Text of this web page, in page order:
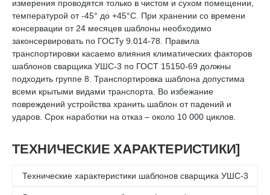
измерения проводятся только в чистом и сухом помещении,
температурой от -45° до +45°С. При хранении со времени
консервации от 24 месяцев шаблоны необходимо
законсервировать по ГОСТу 9.014-78. Правила
транспортировки касаемо влияния климатических факторов
шаблонов сварщика УШС-3 по ГОСТ 15150-69 должны
подходить группе 8. Транспортировка шаблона допустима
всеми крытыми видами транспорта. Во избежание
повреждений устройства хранить шаблон от падений и
ударов. Срок наработки на отказ – около 10 000 циклов.
ТЕХНИЧЕСКИЕ ХАРАКТЕРИСТИКИ]
Технические характеристики шаблонов сварщика УШС-3